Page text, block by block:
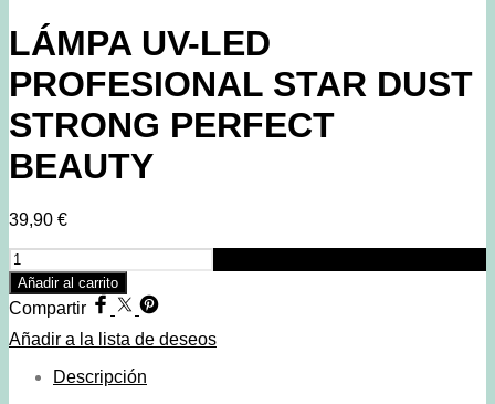
LÁMPA UV-LED
PROFESIONAL STAR DUST
STRONG PERFECT
BEAUTY
39,90 €
LÁMPA
UV-
LED
PROFESIONAL
STAR
STRONG
Añadir al carrito
Compartir
Añadir a la lista de deseos
Descripción